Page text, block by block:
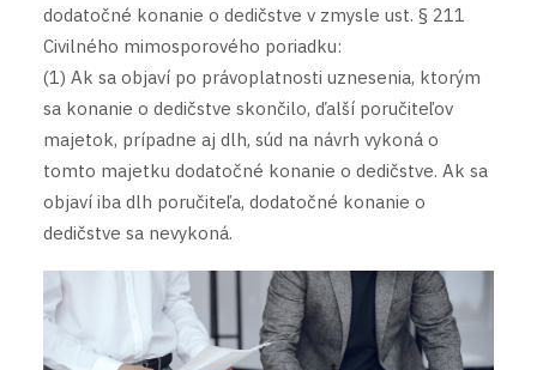
dodatočné konanie o dedičstve v zmysle ust. § 211
Civilného mimosporového poriadku:
(1) Ak sa objaví po právoplatnosti uznesenia, ktorým
sa konanie o dedičstve skončilo, ďalší poručiteľov
majetok, prípadne aj dlh, súd na návrh vykoná o
tomto majetku dodatočné konanie o dedičstve. Ak sa
objaví iba dlh poručiteľa, dodatočné konanie o
dedičstve sa nevykoná.